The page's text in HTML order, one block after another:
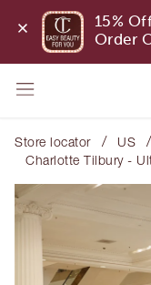
15%
Order
Store locator / US /
Charlotte Tilbury -